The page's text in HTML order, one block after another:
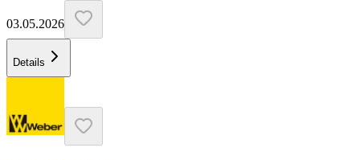
03.05.2026
Details